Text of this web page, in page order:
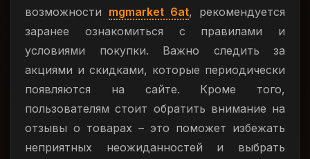
возможности mgmarket 6at, рекомендуется
заранее ознакомиться с правилами и
условиями покупки. Важно следить за
акциями и скидками, которые периодически
появляются на сайте. Кроме того,
пользователям стоит обратить внимание на
отзывы о товарах – это поможет избежать
неприятных неожиданностей и выбрать